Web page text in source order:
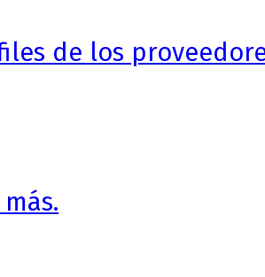
de los